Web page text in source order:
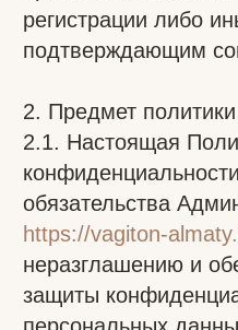
время доступа, реферер и
используются для статистики
качества сервиса, при этом
браузера.
3. Цели сбора персональной
пользователя3.1.
Пользователя Администрация
использовать в целях:
Пользователя,
персонализированным
установления обратной
учетной записи,
клиентской и технической